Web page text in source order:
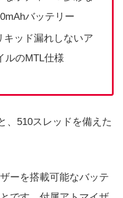
バッテリー
キッド漏れしないア
ルのMTL仕様
、510スレッドを備えた
ーを搭載可能なバッテ